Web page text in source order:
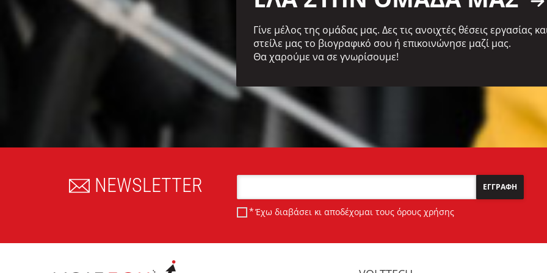
Γίνε μέλος της ομάδας μας. Δες τις ανοιχτές θέσεις εργασίας
στείλε μας το βιογραφικό σου ή επικοινώνησε μαζί μας.
Θα χαρούμε να σε γνωρίσουμε!
NEWSLETTER ΕΓΓΡΑΦΗ
Έχω διαβάσει κι αποδέχομαι τους όρους χρήσης